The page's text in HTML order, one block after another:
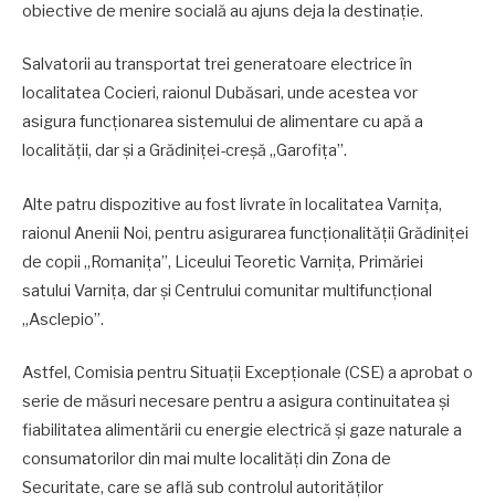
obiective de menire socială au ajuns deja la destinație.
Salvatorii au transportat trei generatoare electrice în
localitatea Cocieri, raionul Dubăsari, unde acestea vor
asigura funcționarea sistemului de alimentare cu apă a
localității, dar și a Grădiniței-creșă „Garofița”.
Alte patru dispozitive au fost livrate în localitatea Varnița,
raionul Anenii Noi, pentru asigurarea funcționalității Grădiniței
de copii „Romanița”, Liceului Teoretic Varnița, Primăriei
satului Varnița, dar și Centrului comunitar multifuncțional
„Asclepio”.
Astfel, Comisia pentru Situații Excepționale (CSE) a aprobat o
serie de măsuri necesare pentru a asigura continuitatea și
fiabilitatea alimentării cu energie electrică și gaze naturale a
consumatorilor din mai multe localități din Zona de
Securitate, care se află sub controlul autorităților